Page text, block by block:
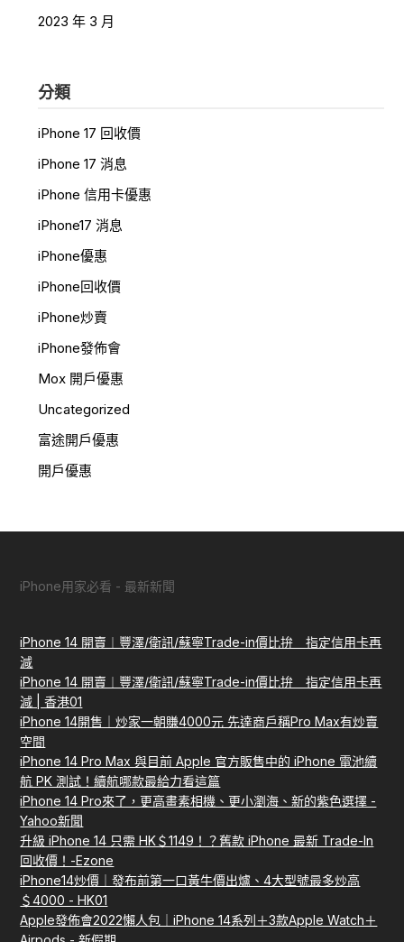
2023 年 3 月
分類
iPhone 17 回收價
iPhone 17 消息
iPhone 信用卡優惠
iPhone17 消息
iPhone優惠
iPhone回收價
iPhone炒賣
iPhone發佈會
Mox 開戶優惠
Uncategorized
富途開戶優惠
開戶優惠
iPhone用家必看 - 最新新聞
iPhone 14 開賣︱豐澤/衛訊/蘇寧Trade-in價比拚 指定信用卡再
減
iPhone 14 開賣︱豐澤/衛訊/蘇寧Trade-in價比拚 指定信用卡再
減 | 香港01
iPhone 14開售｜炒家一朝賺4000元 先達商戶稱Pro Max有炒賣
空間
iPhone 14 Pro Max 與目前 Apple 官方販售中的 iPhone 電池續
航 PK 測試！續航哪款最給力看這篇
iPhone 14 Pro來了，更高畫素相機、更小瀏海、新的紫色選擇 -
Yahoo新聞
升級 iPhone 14 只需 HK＄1149！？舊款 iPhone 最新 Trade-In
回收價！-Ezone
iPhone14炒價｜發布前第一口黃牛價出爐、4大型號最多炒高
＄4000 - HK01
Apple發佈會2022懶人包｜iPhone 14系列＋3款Apple Watch＋